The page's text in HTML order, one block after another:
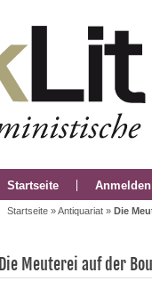
Startseite Anmelden
Startseite »Antiquariat » Die
Die Meuterei auf der